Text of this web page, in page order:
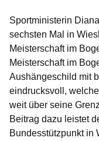
Sportministerin
sechsten Mal in
Meisterschaft im
Meisterschaft im
Aushängeschild mit
eindrucksvoll,
weit über seine
Beitrag dazu leistet
Bundesstützpunkt in